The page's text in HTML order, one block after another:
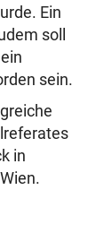
Ein
soll
sein.
in